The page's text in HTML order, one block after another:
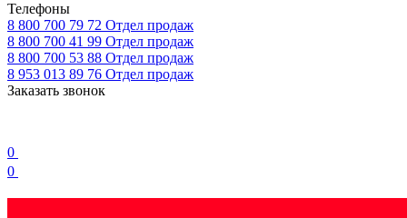
Телефоны
8 800 700 79 72 Отдел продаж
8 800 700 41 99 Отдел продаж
8 800 700 53 88 Отдел продаж
8 953 013 89 76 Отдел продаж
Заказать звонок
0
0